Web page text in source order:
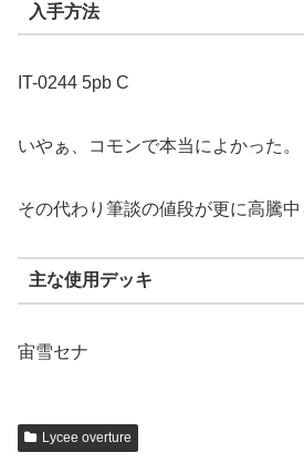
入手方法
IT-0244 5pb C
いやぁ、コモンで本当によかった。
その代わり筆談の値段が更に高騰中
主な使用デッキ
宙雪セナ
Lycee overture